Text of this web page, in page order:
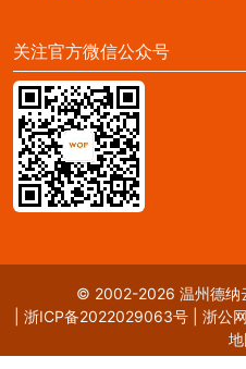
关注官方微信公众号
© 2002-2026 温州德纳
浙ICP备2022029063号| 浙公